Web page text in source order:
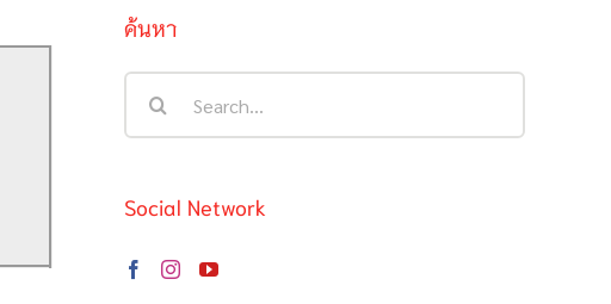
ค้นหา
Social Network